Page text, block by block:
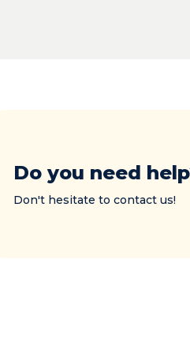
Do you need
Don't hesitate to contact us!